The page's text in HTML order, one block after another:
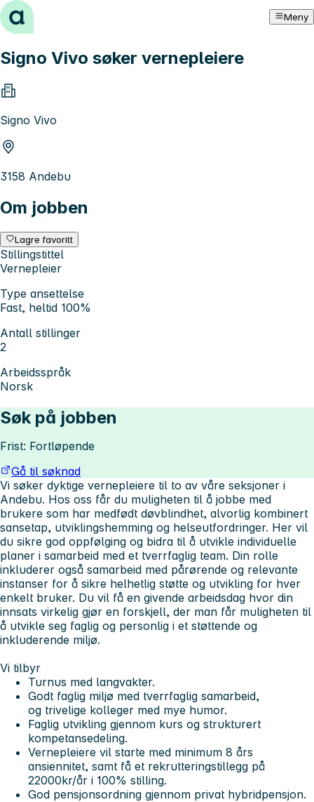
Hopp til innhold Meny
Signo Vivo søker vernepleiere
Signo Vivo
3158 Andebu
Om jobben
Lagre favoritt
Stillingstittel
Vernepleier
Type ansettelse
Fast, heltid 100%
Antall stillinger
2
Arbeidsspråk
Norsk
Søk på jobben
Frist: Fortløpende
Gå til søknad
Vi søker dyktige vernepleiere til to av våre seksjoner i
Andebu. Hos oss får du muligheten til å jobbe med
brukere som har medfødt døvblindhet, alvorlig kombinert
sansetap, utviklingshemming og helseutfordringer. Her vil
du sikre god oppfølging og bidra til å utvikle individuelle
planer i samarbeid med et tverrfaglig team. Din rolle
inkluderer også samarbeid med pårørende og relevante
instanser for å sikre helhetlig støtte og utvikling for hver
enkelt bruker. Du vil få en givende arbeidsdag hvor din
innsats virkelig gjør en forskjell, der man får muligheten til
å utvikle seg faglig og personlig i et støttende og
inkluderende miljø.
Vi tilbyr
Turnus med langvakter.
Godt faglig miljø med tverrfaglig samarbeid,
og trivelige kolleger med mye humor.
Faglig utvikling gjennom kurs og strukturert
kompetansedeling.
Vernepleiere vil starte med minimum 8 års
ansiennitet, samt få et rekrutteringstillegg på
22000kr/år i 100% stilling.
God pensjonsordning gjennom privat hybridpensjon.